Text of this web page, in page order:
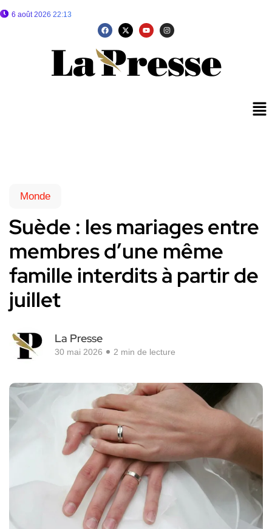
6 août 2026 22:13
Monde
Suède : les mariages entre
membres d’une même
famille interdits à partir de
juillet
La Presse
30 mai 2026 2 min de lecture